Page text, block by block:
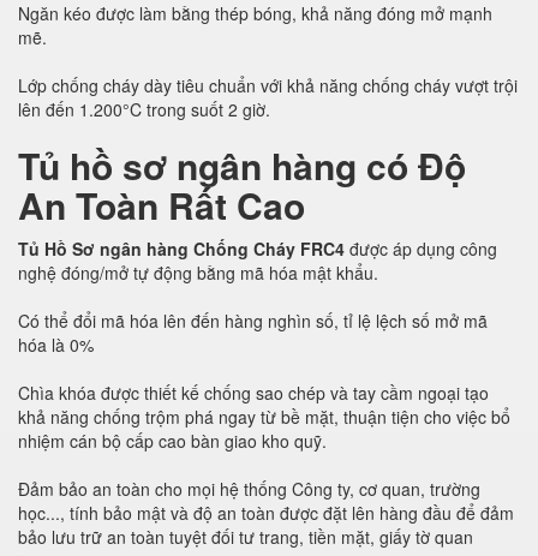
Ngăn kéo được làm bằng thép bóng, khả năng đóng mở mạnh
mẽ.
Lớp chống cháy dày tiêu chuẩn với khả năng chống cháy vượt trội
lên đến 1.200°C trong suốt 2 giờ.
Tủ hồ sơ ngân hàng có Độ
An Toàn Rất Cao
Tủ Hồ Sơ ngân hàng Chống Cháy FRC4 được áp dụng công
nghệ đóng/mở tự động bằng mã hóa mật khẩu.
Có thể đổi mã hóa lên đến hàng nghìn số, tỉ lệ lệch số mở mã
hóa là 0%
Chìa khóa được thiết kế chống sao chép và tay cầm ngoại tạo
khả năng chống trộm phá ngay từ bề mặt, thuận tiện cho việc bổ
nhiệm cán bộ cấp cao bàn giao kho quỹ.
Đảm bảo an toàn cho mọi hệ thống Công ty, cơ quan, trường
học..., tính bảo mật và độ an toàn được đặt lên hàng đầu để đảm
bảo lưu trữ an toàn tuyệt đối tư trang, tiền mặt, giấy tờ quan